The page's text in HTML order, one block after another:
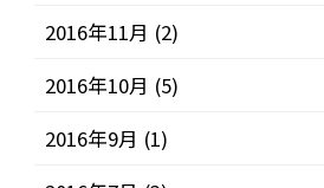
2016年11月 (2)
2016年10月 (5)
2016年9月 (1)